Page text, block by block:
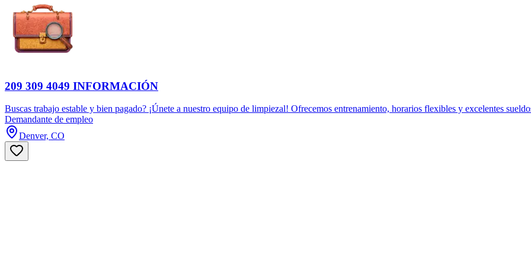
209 309 4049 INFORMACIÓN
Buscas trabajo estable y bien pagado? ¡Únete a nuestro equipo de limpiezal! Ofrecemos entrenamiento, horarios flexibles y excelentes
Demandante de empleo
Denver, CO